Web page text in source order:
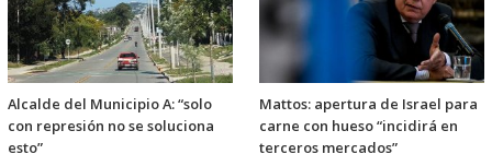
Alcalde del Municipio A: “solo
con represión no se soluciona
esto”
Mattos: apertura de Israel para
carne con hueso “incidirá en
terceros mercados”